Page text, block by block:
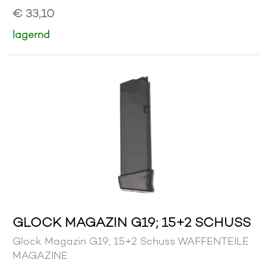
€ 33,10
lagernd
GLOCK MAGAZIN G19; 15+2 SCHUSS
Glock Magazin G19; 15+2 Schuss WAFFENTEILE
MAGAZINE